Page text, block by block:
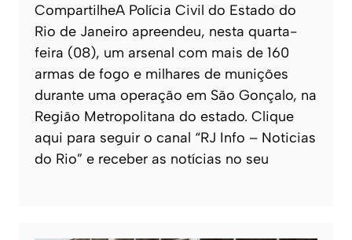
CompartilheA Polícia Civil do Estado do
Rio de Janeiro apreendeu, nesta quarta-
feira (08), um arsenal com mais de 160
armas de fogo e milhares de munições
durante uma operação em São Gonçalo, na
Região Metropolitana do estado. Clique
aqui para seguir o canal “RJ Info – Noticias
do Rio” e receber as notícias no seu